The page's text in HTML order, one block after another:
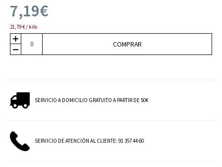
7,19€
21,79 € / kilo
COMPRAR
SERVICIO A DOMICILIO GRATUITO A PARTIR DE 50€
SERVICIO DE ATENCIÓN AL CLIENTE: 91 357 44 60